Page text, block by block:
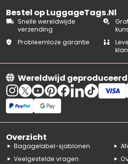
Bestel op LuggageTags.Nl
Snelle wereldwijde
verzending
Probleemloze garantie
Wereldwijd geproduceerd
Overzicht
Bagagelabel-sjablonen
Veelgestelde vragen